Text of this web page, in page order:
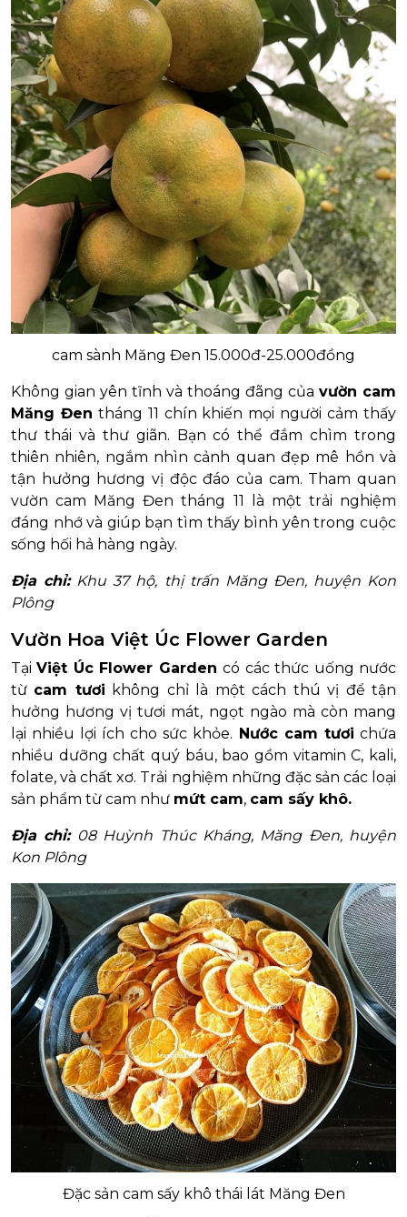
cam sành Măng Đen 15.000đ-25.000đồng
Không gian yên tĩnh và thoáng đãng của vườn cam
Măng Đen tháng 11 chín khiến mọi người cảm thấy
thư thái và thư giãn. Bạn có thể đắm chìm trong
thiên nhiên, ngắm nhìn cảnh quan đẹp mê hồn và
tận hưởng hương vị độc đáo của cam. Tham quan
vườn cam Măng Đen tháng 11 là một trải nghiệm
đáng nhớ và giúp bạn tìm thấy bình yên trong cuộc
sống hối hả hàng ngày.
Địa chỉ:Khu 37 hộ, thị trấn Măng Đen, huyện Kon
Plông
Vườn Hoa Việt Úc Flower Garden
TạiViệt Úc Flower Gardencó các thức uống nước
từ cam tươi không chỉ là một cách thú vị để tận
hưởng hương vị tươi mát, ngọt ngào mà còn mang
lại nhiều lợi ích cho sức khỏe. Nước cam tươi chứa
nhiều dưỡng chất quý báu, bao gồm vitamin C, kali,
folate, và chất xơ. Trải nghiệm những đặc sản các loại
sản phẩm từ cam như mứt cam, cam sấy khô.
Địa chỉ:08 Huỳnh Thúc Kháng, Măng Đen, huyện
Kon Plông
Đặc sản cam sấy khô thái lát Măng Đen